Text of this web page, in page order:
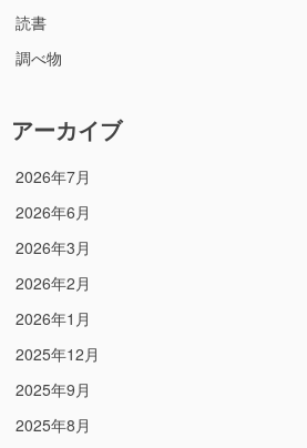
読書
調べ物
アーカイブ
2026年7月
2026年6月
2026年3月
2026年2月
2026年1月
2025年12月
2025年9月
2025年8月